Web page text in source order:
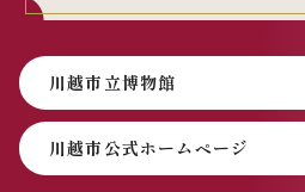
川越市立博物館
川越市公式ホームページ